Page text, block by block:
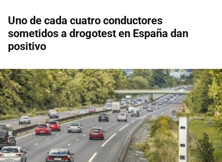
Uno de cada cuatro conductores
sometidos a drogotest en España dan
positivo